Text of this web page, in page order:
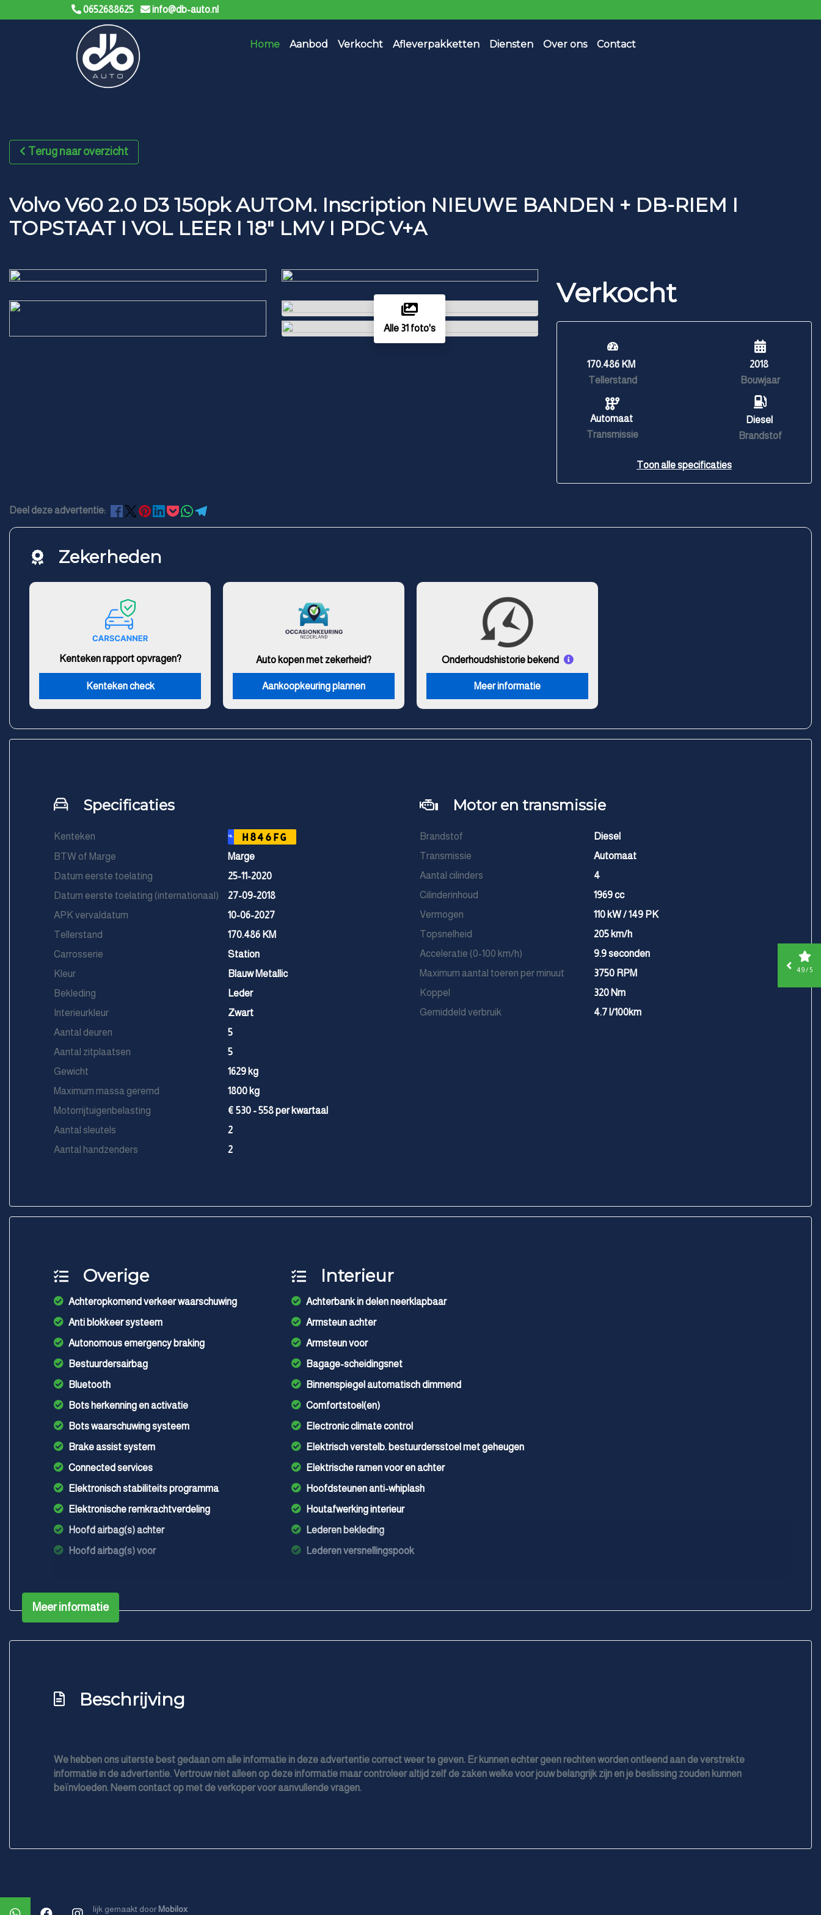
0652688625 info@db-auto.nl
Home Aanbod Verkocht Afleverpakketten Diensten Over ons Contact
Terug naar overzicht
Volvo V60 2.0 D3 150pk AUTOM. Inscription NIEUWE BANDEN + DB-RIEM I
TOPSTAAT I VOL LEER I 18" LMV I PDC V+A
Alle 31 foto's
Verkocht
170.486 KM
Tellerstand
Automaat
Transmissie
2018
Bouwjaar
Diesel
Brandstof
Toon alle specificaties
Deel deze advertentie:
Zekerheden
Kenteken rapport opvragen?
Kenteken check
Auto kopen met zekerheid?
Aankoopkeuring plannen
Onderhoudshistorie bekend
Meer informatie
Specificaties
Kenteken NL H846FG
BTW of Marge
Marge
Datum eerste toelating
25-11-2020
Datum eerste toelating (internationaal)
27-09-2018
APK vervaldatum
10-06-2027
Tellerstand
170.486 KM
Carrosserie
Station
Kleur
Blauw Metallic
Bekleding
Leder
Interieurkleur
Zwart
Aantal deuren
5
Aantal zitplaatsen
5
Gewicht
1629 kg
Maximum massa geremd
1800 kg
Motorrijtuigenbelasting
€ 530 - 558 per kwartaal
Aantal sleutels
2
Aantal handzenders
2
Motor en transmissie
Brandstof
Diesel
Transmissie
Automaat
Aantal cilinders
4
Cilinderinhoud
1969 cc
Vermogen
110 kW / 149 PK
Topsnelheid
205 km/h
Acceleratie (0-100 km/h)
9.9 seconden
Maximum aantal toeren per minuut
3750 RPM
Koppel
320 Nm
Gemiddeld verbruik
4.7 l/100km
Overige
Achteropkomend verkeer waarschuwing
Anti blokkeer systeem
Autonomous emergency braking
Bestuurdersairbag
Bluetooth
Bots herkenning en activatie
Bots waarschuwing systeem
Brake assist system
Connected services
Elektronisch stabiliteits programma
Elektronische remkrachtverdeling
Hoofd airbag(s) achter
Hoofd airbag(s) voor
Kruisend verkeer detectie
Passagiersairbag
Volledig digitaal instrumentenpaneel
Interieur
Achterbank in delen neerklapbaar
Armsteun achter
Armsteun voor
Bagage-scheidingsnet
Binnenspiegel automatisch dimmend
Comfortstoel(en)
Electronic climate control
Elektrisch verstelb. bestuurdersstoel met geheugen
Elektrische ramen voor en achter
Hoofdsteunen anti-whiplash
Houtafwerking interieur
Lederen bekleding
Lederen versnellingspook
Stuur leder
Chroom delen exterieur
Dakrails
Meer informatie
Beschrijving
We hebben ons uiterste best gedaan om alle informatie in deze advertentie correct weer te geven. Er kunnen echter geen rechten worden ontleend aan de verstrekte
informatie in de advertentie. Vertrouw niet alleen op deze informatie maar controleer altijd zelf de zaken welke voor jouw belangrijk zijn en je beslissing zouden kunnen
beïnvloeden. Neem contact op met de verkoper voor aanvullende vragen.
Mogelijk gemaakt doorMobilox
4.9 / 5